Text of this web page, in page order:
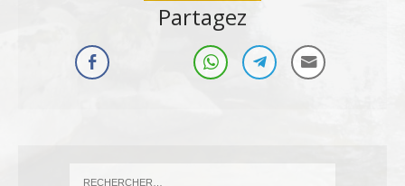
Partagez